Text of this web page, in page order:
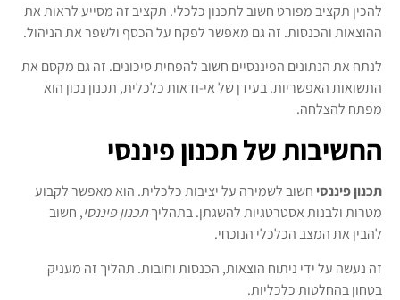
להכין תקציב מפורט חשוב לתכנון כלכלי. תקציב זה מסייע לראות את
ההוצאות והכנסות. זה גם מאפשר לפקח על הכסף ולשפר את הניהול.
לנתח את הנתונים הפיננסיים חשוב להפחית סיכונים. זה גם מקסם את
התשואות האפשריות. בעידן של אי-ודאות כלכלית, תכנון נכון הוא
מפתח להצלחה.
החשיבות של תכנון פיננסי
תכנון פיננסיחשוב לשמירה על יציבות כלכלית. הוא מאפשר לקבוע
מטרות ולבנות אסטרטגיות להשגתן. בתהליךתכנון פיננסי, חשוב
להבין את המצב הכלכלי הנוכחי.
זה נעשה על ידי ניתוח הוצאות, הכנסות וחובות. תהליך זה מעניק
בטחון בהחלטות כלכליות.